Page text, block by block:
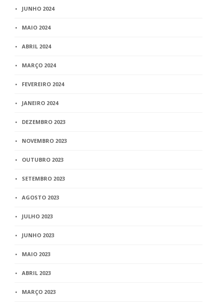
JUNHO 2024
MAIO 2024
ABRIL 2024
MARÇO 2024
FEVEREIRO 2024
JANEIRO 2024
DEZEMBRO 2023
NOVEMBRO 2023
OUTUBRO 2023
SETEMBRO 2023
AGOSTO 2023
JULHO 2023
JUNHO 2023
MAIO 2023
ABRIL 2023
MARÇO 2023